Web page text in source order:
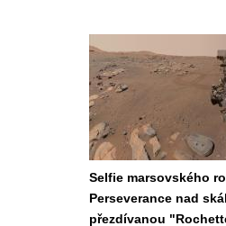
Selfie marsovského
Perseverance nad
přezdívanou